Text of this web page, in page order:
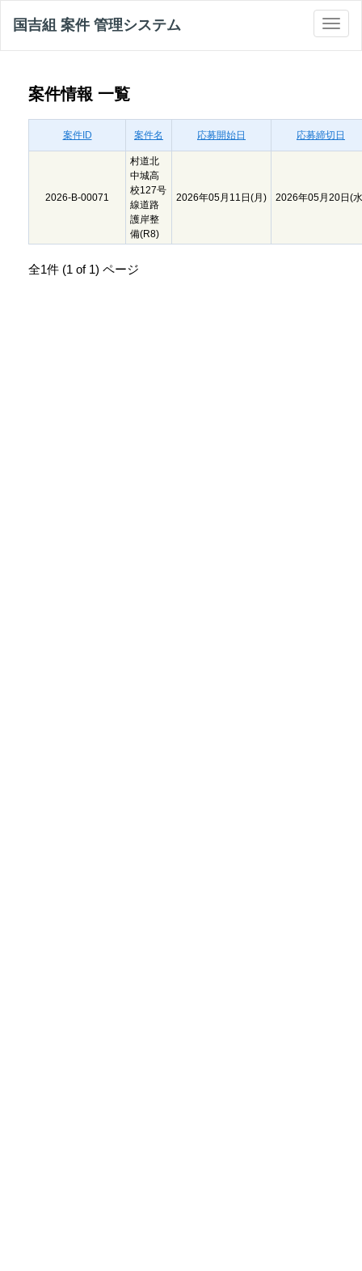
国吉組 案件 管理システム
案件情報 一覧
案件ID 案件名 応募開始日 応募締切日
2026-B-00071
村道北
中城高
校127号
線道路
護岸整
備(R8)
2026年05月11日(月) 2026年05月20日(
全1件 (1 of 1) ページ